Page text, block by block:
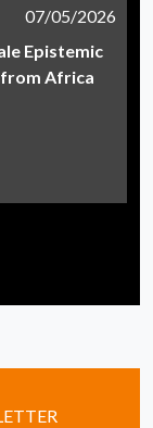
07/05/2026
Epistemic
from Africa